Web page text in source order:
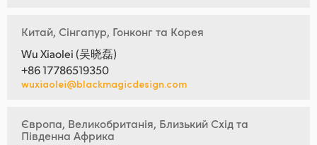
Китай, Сінгапур, Гонконг та Корея
Wu Xiaolei (吴晓磊)
+86 17786519350
wuxiaolei@blackmagicdesign.com
Європа, Великобританія, Близький Схід та
Південна Африка